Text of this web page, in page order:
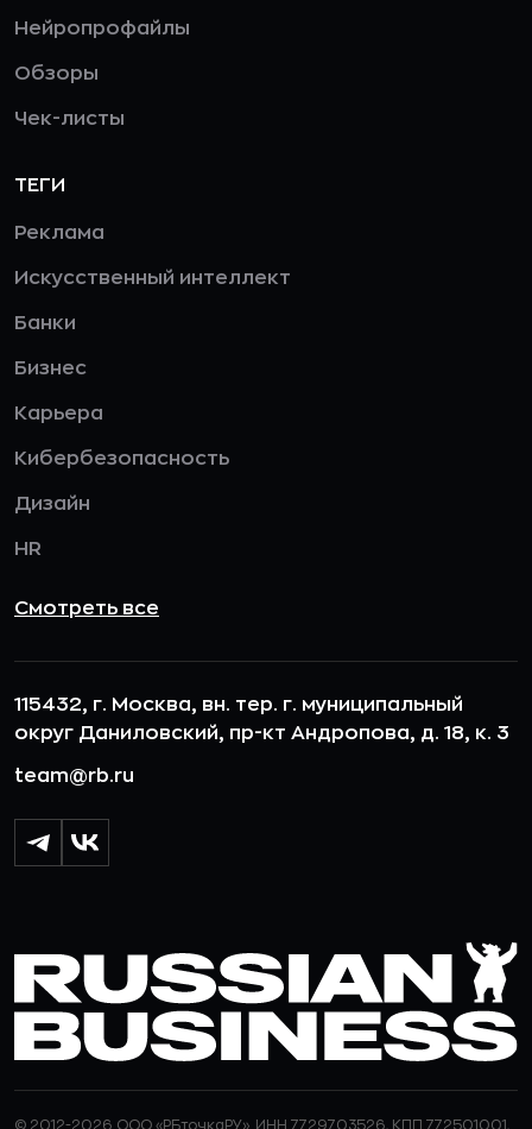
Нейропрофайлы
Обзоры
Чек-листы
ТЕГИ
Реклама
Искусственный интеллект
Банки
Бизнес
Карьера
Кибербезопасность
Дизайн
HR
Смотреть все
115432, г. Москва, вн. тер. г. муниципальный
округ Даниловский, пр-кт Андропова, д. 18, к. 3
team@rb.ru
© 2012-2026 ООО «РБточкаРУ». ИНН 7729703526, КПП 772501001,